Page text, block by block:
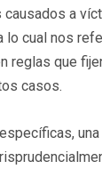
a
lo cual nos
reglas que
casos.